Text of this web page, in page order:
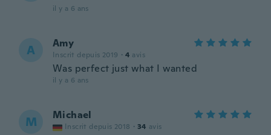
il y a 6 ans
A Amy
Inscrit depuis 2019 · 4 avis
Was perfect just what I wanted
il y a 6 ans
M Michael
Inscrit depuis 2018 · 34 avis